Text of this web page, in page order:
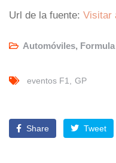
Url de la fuente: Visitar
Automóviles,
eventos F1 GP
Share Tweet